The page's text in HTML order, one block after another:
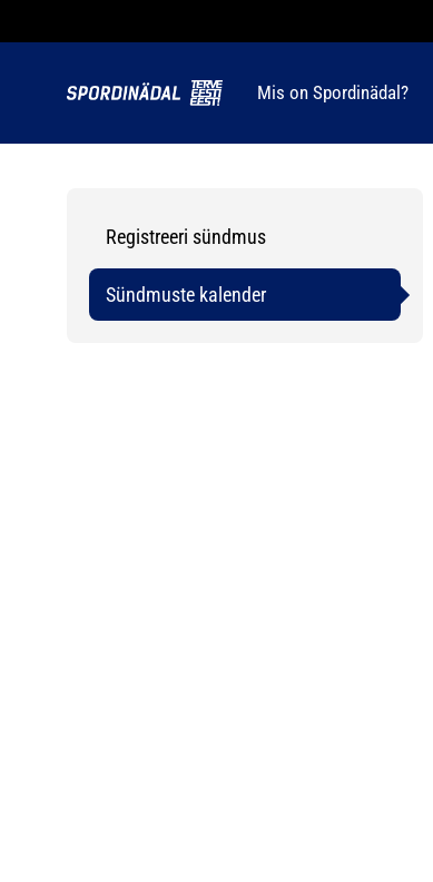
Mis on Spordinädal?
Registreeri sündmus
Sündmuste kalender